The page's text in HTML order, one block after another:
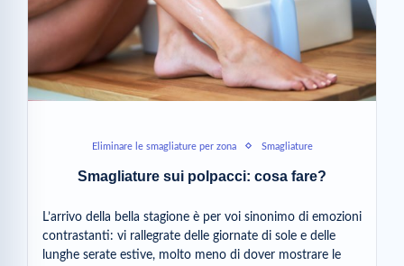
Eliminare le smagliature per zona Smagliature
Smagliature sui polpacci: cosa fare?
L’arrivo della bella stagione è per voi sinonimo di emozioni
contrastanti: vi rallegrate delle giornate di sole e delle
lunghe serate estive, molto meno di dover mostrare le